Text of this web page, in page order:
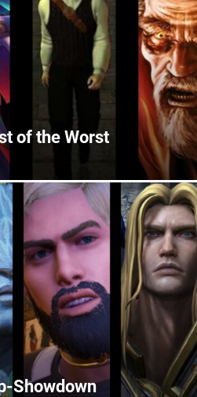
of the Worst
Showdown